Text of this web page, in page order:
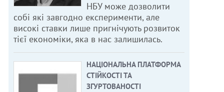
НБУ може дозволити
собі які завгодно експерименти, але
високі ставки лише пригнічують розвиток
тієї економіки, яка в нас залишилась.
НАЦІОНАЛЬНА ПЛАТФОРМА
СТІЙКОСТІ ТА
ЗГУРТОВАНОСТІ